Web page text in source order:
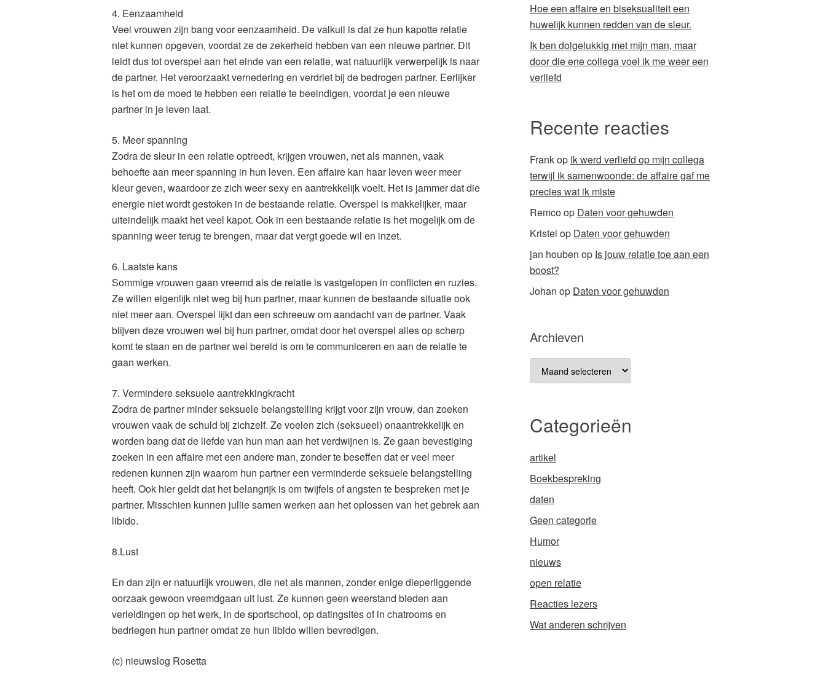
4. Eenzaamheid
Veel vrouwen zijn bang voor eenzaamheid. De valkuil is dat ze hun kapotte relatie
niet kunnen opgeven, voordat ze de zekerheid hebben van een nieuwe partner. Dit
leidt dus tot overspel aan het einde van een relatie, wat natuurlijk verwerpelijk is naar
de partner. Het veroorzaakt vernedering en verdriet bij de bedrogen partner. Eerlijker
is het om de moed te hebben een relatie te beeindigen, voordat je een nieuwe
partner in je leven laat.
5. Meer spanning
Zodra de sleur in een relatie optreedt, krijgen vrouwen, net als mannen, vaak
behoefte aan meer spanning in hun leven. Een affaire kan haar leven weer meer
kleur geven, waardoor ze zich weer sexy en aantrekkelijk voelt. Het is jammer dat die
energie niet wordt gestoken in de bestaande relatie. Overspel is makkelijker, maar
uiteindelijk maakt het veel kapot. Ook in een bestaande relatie is het mogelijk om de
spanning weer terug te brengen, maar dat vergt goede wil en inzet.
6. Laatste kans
Sommige vrouwen gaan vreemd als de relatie is vastgelopen in conflicten en ruzies.
Ze willen eigenlijk niet weg bij hun partner, maar kunnen de bestaande situatie ook
niet meer aan. Overspel lijkt dan een schreeuw om aandacht van de partner. Vaak
blijven deze vrouwen wel bij hun partner, omdat door het overspel alles op scherp
komt te staan en de partner wel bereid is om te communiceren en aan de relatie te
gaan werken.
7. Vermindere seksuele aantrekkingkracht
Zodra de partner minder seksuele belangstelling krijgt voor zijn vrouw, dan zoeken
vrouwen vaak de schuld bij zichzelf. Ze voelen zich (seksueel) onaantrekkelijk en
worden bang dat de liefde van hun man aan het verdwijnen is. Ze gaan bevestiging
zoeken in een affaire met een andere man, zonder te beseffen dat er veel meer
redenen kunnen zijn waarom hun partner een verminderde seksuele belangstelling
heeft. Ook hier geldt dat het belangrijk is om twijfels of angsten te bespreken met je
partner. Misschien kunnen jullie samen werken aan het oplossen van het gebrek aan
libido.
8.Lust
En dan zijn er natuurlijk vrouwen, die net als mannen, zonder enige dieperliggende
oorzaak gewoon vreemdgaan uit lust. Ze kunnen geen weerstand bieden aan
verleidingen op het werk, in de sportschool, op datingsites of in chatrooms en
bedriegen hun partner omdat ze hun libido willen bevredigen.
(c) nieuwslog Rosetta
Hoe een affaire en biseksualiteit een
huwelijk kunnen redden van de sleur.
Ik ben dolgelukkig met mijn man, maar
door die ene collega voel ik me weer een
verliefd
Recente reacties
Frankop Ik werd verliefd op mijn collega
terwijl ik samenwoonde: de affaire gaf me
precies wat ik miste
Remcoop Daten voor gehuwden
Kristel op Daten voor gehuwden
jan houben op Is jouw relatie toe aan een
boost?
Johan op Daten voor gehuwden
Archieven
Archieven
Categorieën
artikel
Boekbespreking
daten
Geen categorie
Humor
nieuws
open relatie
Reacties lezers
Wat anderen schrijven